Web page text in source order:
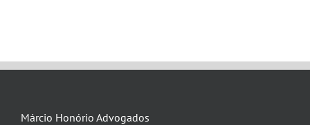
Márcio Honório Advogados